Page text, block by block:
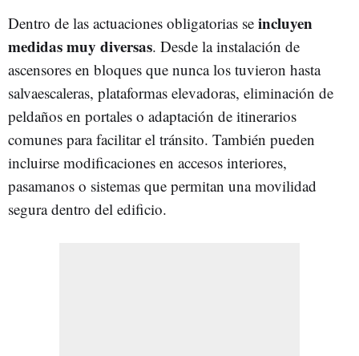
Dentro de las actuaciones obligatorias se incluyen
medidas muy diversas. Desde la instalación de
ascensores en bloques que nunca los tuvieron hasta
salvaescaleras, plataformas elevadoras, eliminación de
peldaños en portales o adaptación de itinerarios
comunes para facilitar el tránsito. También pueden
incluirse modificaciones en accesos interiores,
pasamanos o sistemas que permitan una movilidad
segura dentro del edificio.